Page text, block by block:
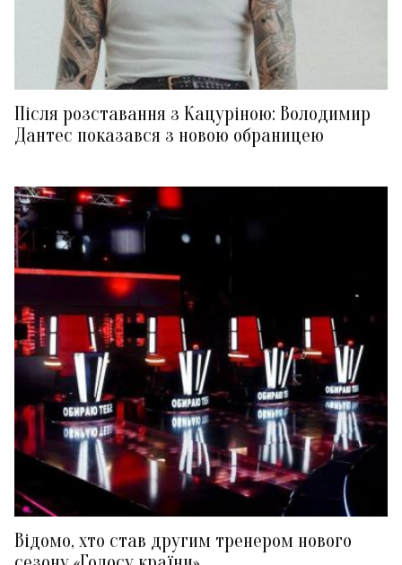
Після розставання з Кацуріною: Володимир
Дантес показався з новою обраницею
Відомо, хто став другим тренером нового